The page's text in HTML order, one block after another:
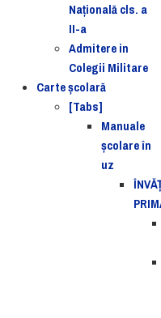
Naţională cls. a
II-a
Admitere in
Colegii Militare
Carte şcolară
[Tabs]
Manuale
şcolare în
uz